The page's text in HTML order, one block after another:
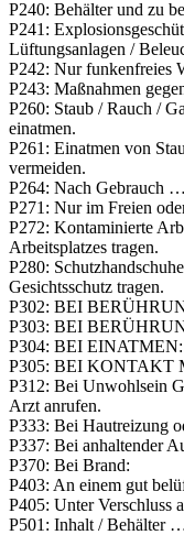
P240: Behälter und zu
P241:
Lüftungsanlagen /
P242: Nur funkenfreies
P243: Maßnahmen
P260: Staub / Rauch /
einatmen.
P261: Einatmen von
vermeiden.
P264: Nach Gebrauch
P271: Nur im Freien
P272: Kontaminierte
Arbeitsplatzes tragen.
P280:
Gesichtsschutz tragen.
P302: BEI
P303: BEI
P304: BEI EINATMEN:
P305: BEI KONTAKT
P312: Bei Unwohlsein
Arzt anrufen.
P333: Bei Hautreizung
P337: Bei anhaltender
P370: Bei Brand:
P403: An einem gut
P405: Unter Verschluss
P501: Inhalt / Behälter